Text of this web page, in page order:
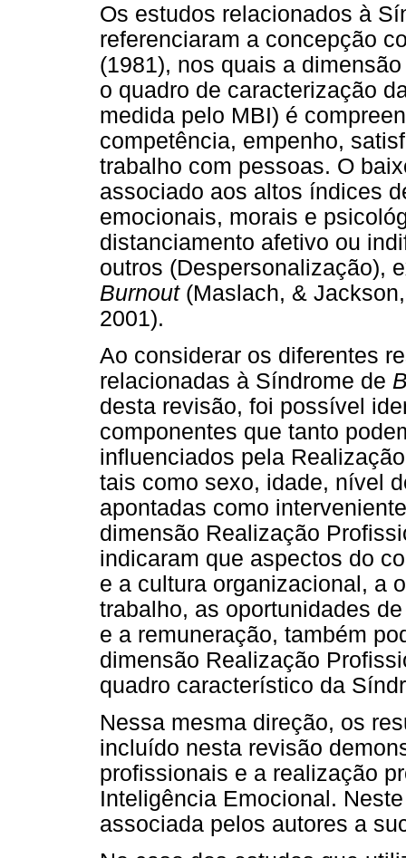
Os estudos relacionados à
referenciaram a concepção
(1981), nos quais a
o quadro de caracterização
medida pelo MBI) é
competência, empenho,
trabalho com pessoas. O
associado aos altos índices
emocionais, morais e
distanciamento afetivo ou
outros (Despersonalização),
Burnout(Maslach, &
2001).
Ao considerar os diferentes
relacionadas à Síndrome de
desta revisão, foi possível
componentes que tanto
influenciados pela
tais como sexo, idade, nível
apontadas como
dimensão Realização
indicaram que aspectos do
e a cultura organizacional, a
trabalho, as oportunidades
e a remuneração, também
dimensão Realização
quadro característico da
Nessa mesma direção, os
incluído nesta revisão
profissionais e a realização
Inteligência Emocional.
associada pelos autores a